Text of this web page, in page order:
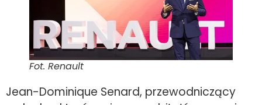
Fot. Renault
Jean-Dominique Senard, przewodniczący